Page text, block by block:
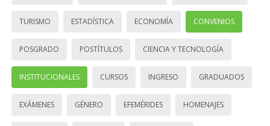
TURISMO ESTADÍSTICA ECONOMÍA CONVENIOS
POSGRADO POSTÍTULOS CIENCIA Y TECNOLOGÍA
INSTITUCIONALES CURSOS INGRESO GRADUADOS
EXÁMENES GÉNERO EFEMÉRIDES HOMENAJES